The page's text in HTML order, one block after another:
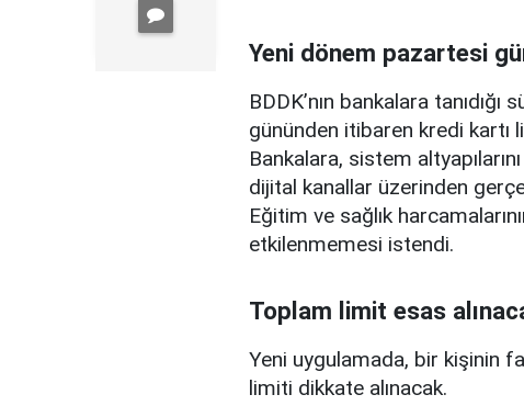
Yeni dönem pazartesi
BDDK’nın bankalara
gününden itibaren kredi kartı
Bankalara, sistem
dijital kanallar üzerinden
Eğitim ve sağlık
etkilenmemesi istendi.
Toplam limit esas
Yeni uygulamada, bir kişinin
limiti dikkate alınacak.